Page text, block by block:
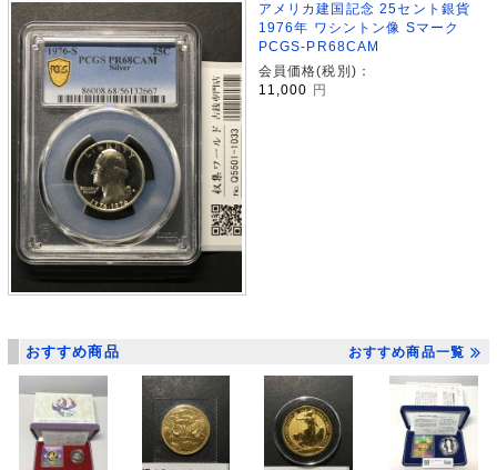
アメリカ建国記念 25セント銀貨
1976年 ワシントン像 Sマーク
PCGS-PR68CAM
会員価格(税別)：
11,000
円
おすすめ商品 おすすめ商品一覧